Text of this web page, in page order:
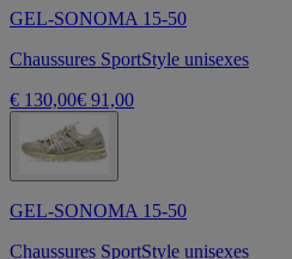
GEL-SONOMA 15-50
Chaussures SportStyle unisexes
€ 130,00€ 91,00
GEL-SONOMA 15-50
Chaussures SportStyle unisexes